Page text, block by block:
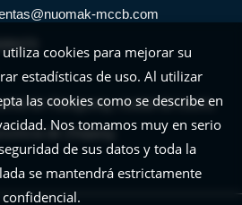
cookies para mejorar su
estadísticas de uso. Al utilizar
las cookies como se describe en
Nos tomamos muy en serio
de sus datos y toda la
se mantendrá estrictamente
confidencial.
Frisian Dutch
mccb.com
de Xiangyang, ciudad de Liushi,
de Zhejiang